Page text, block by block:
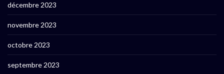
décembre 2023
novembre 2023
octobre 2023
septembre 2023